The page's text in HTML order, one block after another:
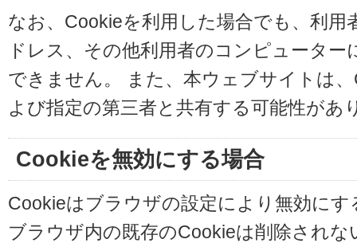
なお、Cookieを利用した場合でも、利用
ドレス、その他利用者のコンピュータ
できません。 また、本ウェブサイトは
よび指定の第三者と共有する可能性があ
Cookieを無効にする場合
Cookieはブラウザの設定により無効に
ブラウザ内の既存のCookieは削除され